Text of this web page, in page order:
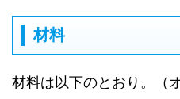
材料
材料は以下のとおり。（